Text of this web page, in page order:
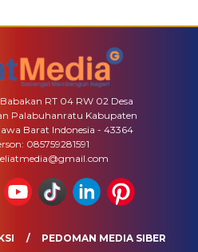
RT 04 RW 02 Desa
Palabuhanratu Kabupaten
Barat Indonesia - 43364
085759281591
PEDOMAN MEDIA SIBER